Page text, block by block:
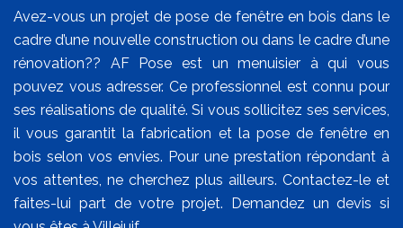
Avez-vous un projet de pose de fenêtre en bois dans le
cadre d’une nouvelle construction ou dans le cadre d’une
rénovation?? AF Pose est un menuisier à qui vous
pouvez vous adresser. Ce professionnel est connu pour
ses réalisations de qualité. Si vous sollicitez ses services,
il vous garantit la fabrication et la pose de fenêtre en
bois selon vos envies. Pour une prestation répondant à
vos attentes, ne cherchez plus ailleurs. Contactez-le et
faites-lui part de votre projet. Demandez un devis si